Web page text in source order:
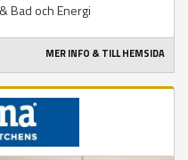
Bad och Energi
MER INFO & TILL HEMSIDA